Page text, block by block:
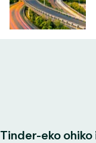
Tinder-eko